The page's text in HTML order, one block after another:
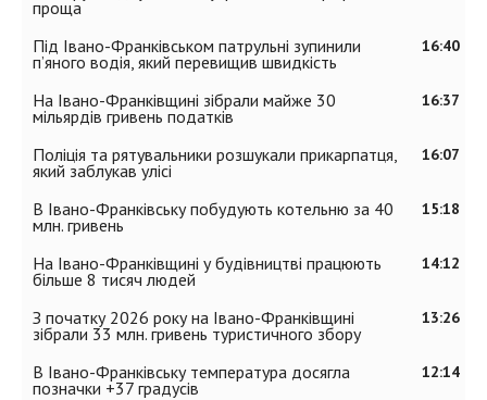
проща
16:40
Під Івано-Франківськом патрульні зупинили
п’яного водія, який перевищив швидкість
16:37
На Івано-Франківщині зібрали майже 30
мільярдів гривень податків
16:07
Поліція та рятувальники розшукали прикарпатця,
який заблукав улісі
15:18
В Івано-Франківську побудують котельню за 40
млн. гривень
14:12
На Івано-Франківщині у будівництві працюють
більше 8 тисяч людей
13:26
З початку 2026 року на Івано-Франківщині
зібрали 33 млн. гривень туристичного збору
12:14
В Івано-Франківську температура досягла
позначки +37 градусів